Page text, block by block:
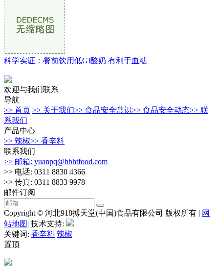
科学实证：餐前饮用低GI酸奶 有利于血糖
欢迎与我们联系
导航
>> 首页 >> 关于我们>> 食品安全常识>> 食品安全动态>> 联
系我们
产品中心
>> 辣椒>> 香辛料
联系我们
>> 邮箱: yuanpq@hbhtfood.com
>> 电话: 0311 8830 4366
>> 传真: 0311 8833 9978
邮件订阅
Copyright © 河北918搏天堂(中国)食品有限公司 版权所有 | 网
站地图| 技术支持:
关键词: 香辛料 辣椒
置顶